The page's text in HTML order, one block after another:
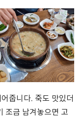
줍니다. 죽도 맛있더
조금 남겨놓으면 고